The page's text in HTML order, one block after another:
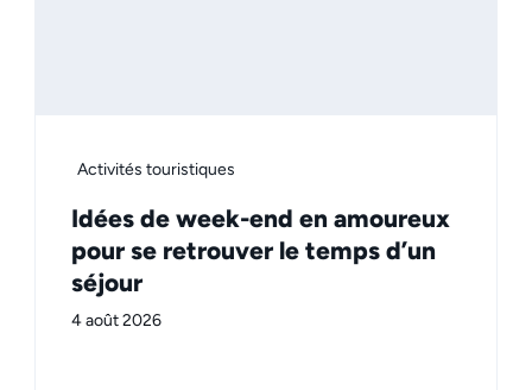
Activités touristiques
Idées de week-end en amoureux
pour se retrouver le temps d’un
séjour
4 août 2026